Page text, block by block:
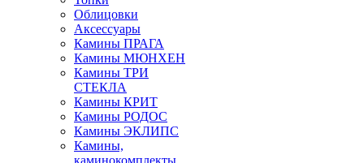
Облицовки
Аксессуары
Камины ПРАГА
Камины МЮНХЕН
Камины ТРИ
СТЕКЛА
Камины КРИТ
Камины РОДОС
Камины ЭКЛИПС
Камины,
каминокомплекты